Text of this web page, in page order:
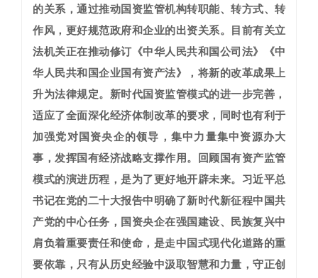
的关系，通过推动国资监管机构转职能、转方式、转
作风，更好规范政府和企业的出资关系。目前有关立
法机关正在推动修订《中华人民共和国公司法》《中
华人民共和国企业国有资产法》，将新的改革成果上
升为法律规定。新时代国资监管模式的进一步完善，
适应了全面深化经济体制改革的要求，同时也有利于
加强党对国资央企的领导，集中力量集中资源办大
事，发挥国有经济战略支撑作用。
回顾国有资产监管
模式的演进历程，是为了更好地开辟未来。 习近平总
书记在党的二十大报告中明确了新时代新征程中国共
产党的中心任务，国资央企在强国建设、民族复兴中
肩负着重要责任和使命，是走中国式现代化道路的重
要依靠，只有从历史经验中汲取智慧和力量，守正创